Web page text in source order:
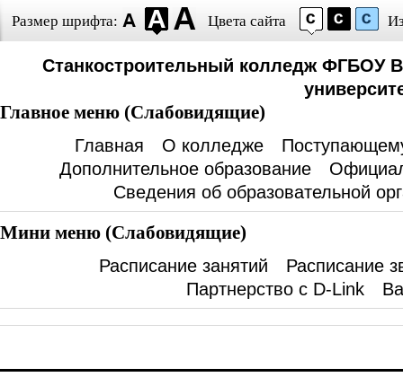
Размер шрифта: Цвета сайта
Станкостроительный колледж ФГБОУ
Главное меню (Слабовидящие)
Главная О колледже
Дополнительное образование
Сведения об образовательной
Мини меню (Слабовидящие)
Расписание занятий
Расписание
Партнерство с D-Link